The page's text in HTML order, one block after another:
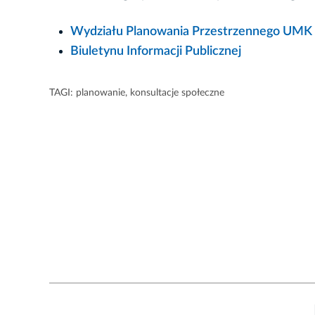
Wydziału Planowania Przestrzennego UMK
Biuletynu Informacji Publicznej
TAGI: planowanie, konsultacje społeczne